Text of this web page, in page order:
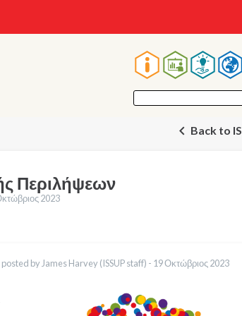
Κεντρική
Back to
Περιλήψεων
2023
by James Harvey (ISSUP staff) - 19 Οκτώβριος 2023